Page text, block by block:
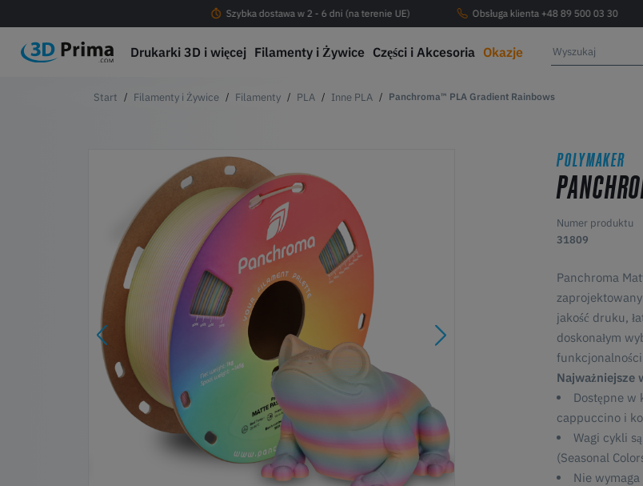
Szybka dostawa w 2 - 6 dni (na terenie UE) Obsługa klienta +48 89 500 03 30
Drukarki 3D i więcej Filamenty i Żywice Części i Akcesoria Okazje
Filamenty i Żywice Filamenty PLA Inne PLA Panchroma™ PLA Gradient Rainbows
POLYMAKER
Numer produktu
31809
Panchroma
jakość druku,
doskonałym
Najważniejsze
Dostępne w
cappuccino i
Wagi cykli
(Seasonal
Nie